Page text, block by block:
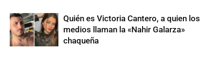
Quién es Victoria Cantero, a quien los
medios llaman la «Nahir Galarza»
chaqueña